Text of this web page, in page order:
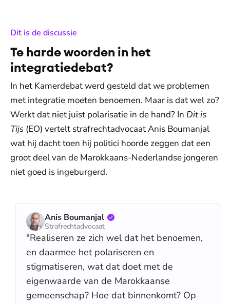
Dit is de discussie
Te harde woorden in het
integratiedebat?
In het Kamerdebat werd gesteld dat we problemen
met integratie moeten benoemen. Maar is dat wel zo?
Werkt dat niet juist polarisatie in de hand? In Dit is
Tijs (EO) vertelt strafrechtadvocaat Anis Boumanjal
wat hij dacht toen hij politici hoorde zeggen dat een
groot deel van de Marokkaans-Nederlandse jongeren
niet goed is ingeburgerd.
Anis Boumanjal
Strafrechtadvocaat
"Realiseren ze zich wel dat het benoemen,
en daarmee het polariseren en
stigmatiseren, wat dat doet met de
eigenwaarde van de Marokkaanse
gemeenschap? Hoe dat binnenkomt? Op